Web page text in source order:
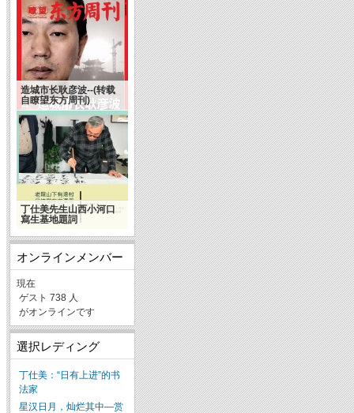
造城市长耿彦波--(转载
自瞭望东方周刊)
丁仕美先生山西小河口
寫生基地題詞
オンラインメンバー
現在
ゲスト 738 人
がオンラインです
選択レディング
丁仕美：“日有上进”的书
法家
星汉日月，灿烂其中—赏